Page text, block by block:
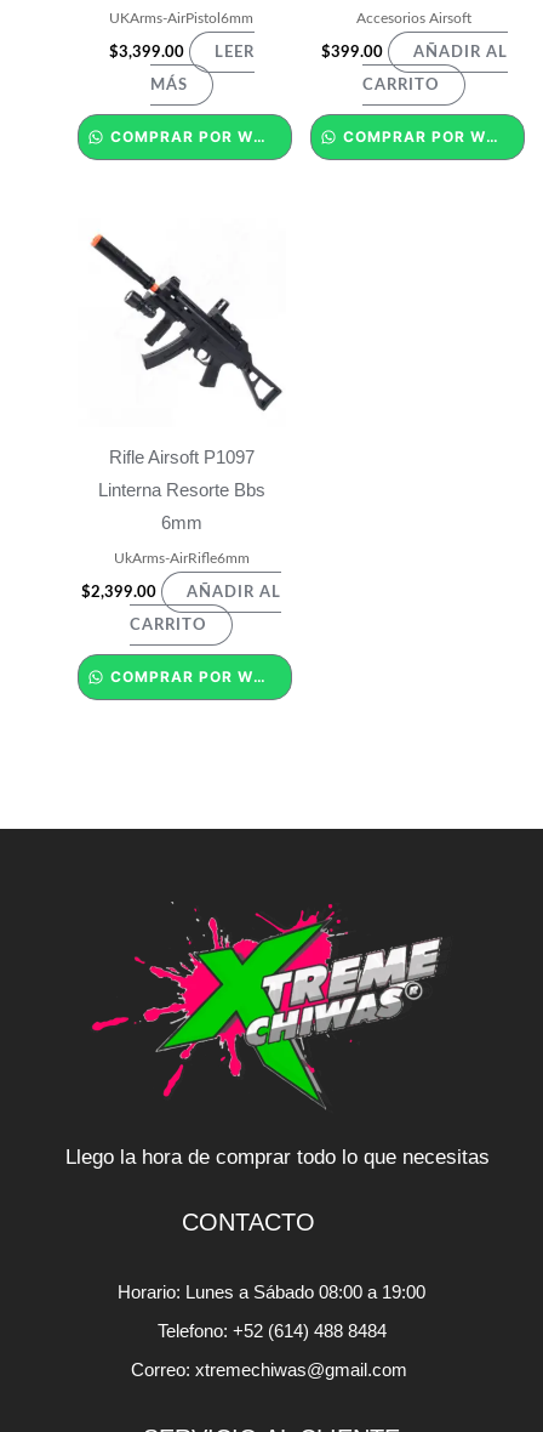
UKArms-AirPistol6mm
$3,399.00 LEER
MÁS
COMPRAR POR WHATSAPP
Accesorios Airsoft
$399.00 AÑADIR AL
CARRITO
COMPRAR POR WHATSAPP
Rifle Airsoft P1097
Linterna Resorte Bbs
6mm
UkArms-AirRifle6mm
$2,399.00 AÑADIR AL
CARRITO
COMPRAR POR WHATSAPP
Llego la hora de comprar todo lo que necesitas
CONTACTO
Horario: Lunes a Sábado 08:00 a 19:00
Telefono: +52 (614) 488 8484
Correo: xtremechiwas@gmail.com